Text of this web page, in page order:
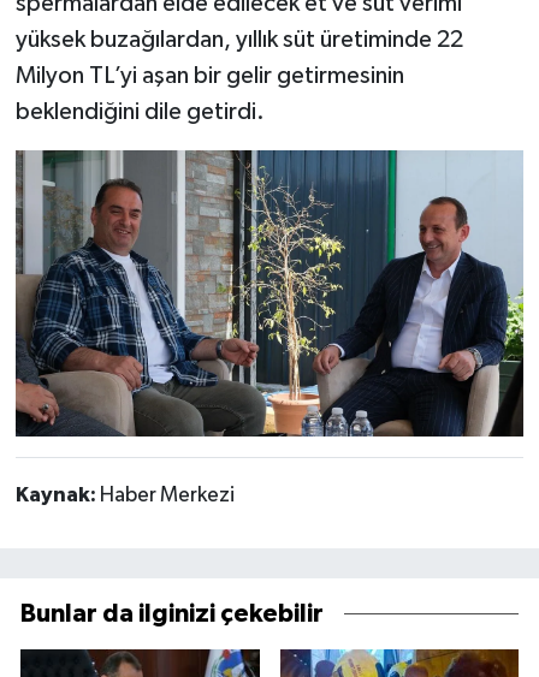
yüksek buzağılardan, yıllık süt üretiminde 22
Milyon TL’yi aşan bir gelir getirmesinin
beklendiğini dile getirdi.
Kaynak: Haber Merkezi
Bunlar da ilginizi çekebilir